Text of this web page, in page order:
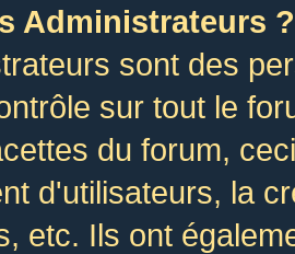
Administrateurs ?
sont des
sur tout le
du forum,
d'utilisateurs, la
etc. Ils ont